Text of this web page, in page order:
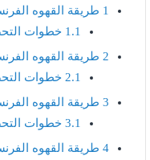
1 طريقة القهوه
1.1 خطوات
2 طريقة القهوه
2.1 خطوات
3 طريقة القهوه
3.1 خطوات
4 طريقة القهوه